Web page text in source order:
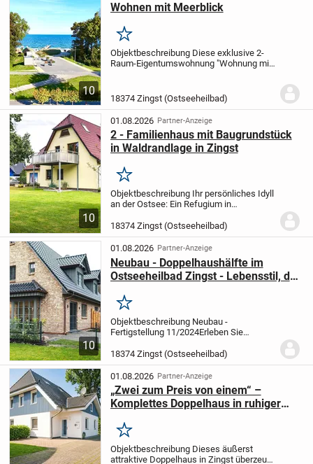
10
Wohnen mit Meerblick
Merken
Objektbeschreibung Diese exklusive 2-
Raum-Eigentumswohnung "Wohnung mit
Küstenidylle in unschlagbarer Lage zu
erwerben.Sie...
18374 Zingst (Ostseeheilbad)
10
01.08.2026 Partner-Anzeige
2 - Familienhaus mit Baugrundstück
in Waldrandlage in Zingst
Merken
Objektbeschreibung Ihr persönliches Idyll
an der Ostsee: Ein Refugium in
sondern ein Zuhause, das mit Herz und
Seele gestaltet wurde? Ein Ort, der
Wohnkomfort...
18374 Zingst (Ostseeheilbad)
10
01.08.2026 Partner-Anzeige
Neubau - Doppelhaushälfte im
Ostseeheilbad Zingst - Lebensstil, der
Merken
Objektbeschreibung Neubau -
Fertigstellung 11/2024Erleben Sie
Eine atemberaubende Doppelhaushälfte
in bester Lage von Zingst vereint zeitlosen
Charme mit...
18374 Zingst (Ostseeheilbad)
01.08.2026 Partner-Anzeige
„Zwei zum Preis von einem“ –
Komplettes Doppelhaus in ruhiger
Merken
Objektbeschreibung Dieses äußerst
attraktive Doppelhaus in Zingst überzeugt